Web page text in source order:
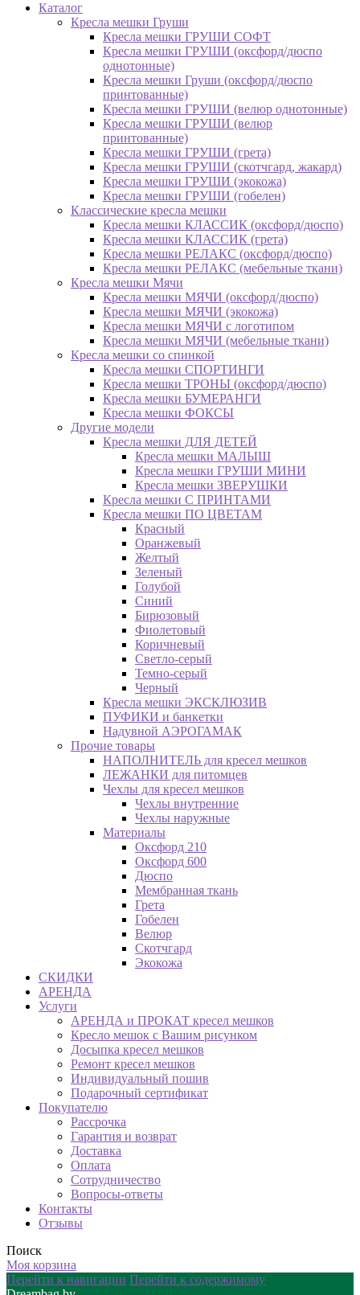
Каталог
Кресла мешки Груши
Кресла мешки ГРУШИ СОФТ
Кресла мешки ГРУШИ (оксфорд/дюспо
однотонные)
Кресла мешки Груши (оксфорд/дюспо
принтованные)
Кресла мешки ГРУШИ (велюр однотонные)
Кресла мешки ГРУШИ (велюр
принтованные)
Кресла мешки ГРУШИ (грета)
Кресла мешки ГРУШИ (скотчгард, жакард)
Кресла мешки ГРУШИ (экокожа)
Кресла мешки ГРУШИ (гобелен)
Классические кресла мешки
Кресла мешки КЛАССИК (оксфорд/дюспо)
Кресла мешки КЛАССИК (грета)
Креслa мешки РЕЛАКС (оксфорд/дюспо)
Креслa мешки РЕЛАКС (мебельные ткани)
Кресла мешки Мячи
Кресла мешки МЯЧИ (оксфорд/дюспо)
Кресла мешки МЯЧИ (экокожа)
Кресла мешки МЯЧИ с логотипом
Кресла мешки МЯЧИ (мебельные ткани)
Кресла мешки со спинкой
Кресла мешки СПОРТИНГИ
Кресла мешки ТРОНЫ (оксфорд/дюспо)
Кресла мешки БУМЕРАНГИ
Кресла мешки ФОКСЫ
Другие модели
Кресла мешки ДЛЯ ДЕТЕЙ
Кресла мешки МАЛЫШ
Кресла мешки ГРУШИ МИНИ
Кресла мешки ЗВЕРУШКИ
Кресла мешки С ПРИНТАМИ
Кресла мешки ПО ЦВЕТАМ
Красный
Оранжевый
Желтый
Зеленый
Голубой
Синий
Бирюзовый
Фиолетовый
Коричневый
Светло-серый
Темно-серый
Черный
Кресла мешки ЭКСКЛЮЗИВ
ПУФИКИ и банкетки
Надувной АЭРОГАМАК
Прочие товары
НАПОЛНИТЕЛЬ для кресел мешков
ЛЕЖАНКИ для питомцев
Чехлы для кресел мешков
Чехлы внутренние
Чехлы наружные
Материалы
Оксфорд 210
Оксфорд 600
Дюспо
Мембранная ткань
Грета
Гобелен
Велюр
Скотчгард
Экокожа
СКИДКИ
АРЕНДА
Услуги
АРЕНДА и ПРОКАТ кресел мешков
Кресло мешок с Вашим рисунком
Досыпка кресел мешков
Ремонт кресел мешков
Индивидуальный пошив
Подарочный сертификат
Покупателю
Рассрочка
Гарантия и возврат
Доставка
Оплата
Сотрудничество
Вопросы-ответы
Контакты
Отзывы
Поиск
Моя корзина
Перейти к навигации Перейти к содержимому